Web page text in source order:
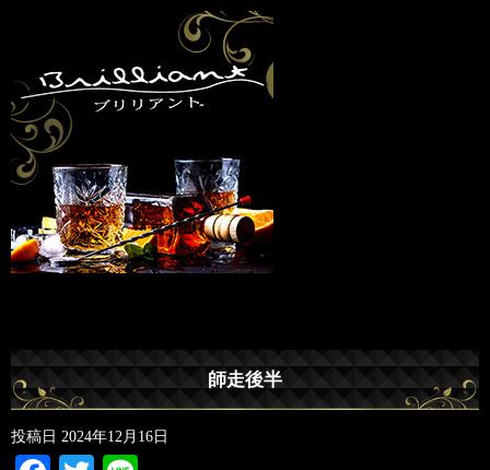
師走後半
投稿日 2024年12月16日